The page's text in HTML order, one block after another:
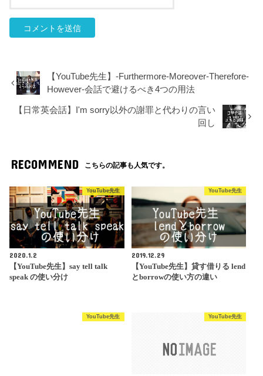
【YouTube先生】-Furthermore-Moreover-Therefore-
However-会話で避けるべき4つの用法
【日常英会話】I'm sorry以外の謝罪と代わりの言い
回し
RECOMMEND こちらの記事も人気です。
YouTube先生
2020.1.2
【YouTube先生】say tell talk
speak の使い分け
YouTube先生
2019.12.29
【YouTube先生】貸す借りる lend
とborrowの使い方の違い
YouTube先生 YouTube先生